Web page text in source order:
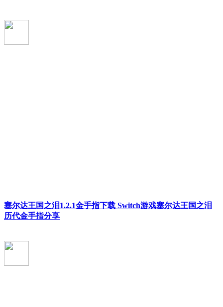
塞尔达王国之泪1.2.1金手指下载 Switch游戏塞尔达王国之泪
历代金手指分享